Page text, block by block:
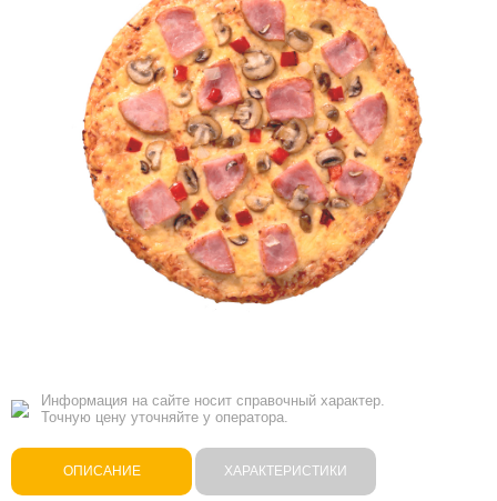
Информация на сайте носит справочный характер.
Точную цену уточняйте у оператора.
ОПИСАНИЕ ХАРАКТЕРИСТИКИ